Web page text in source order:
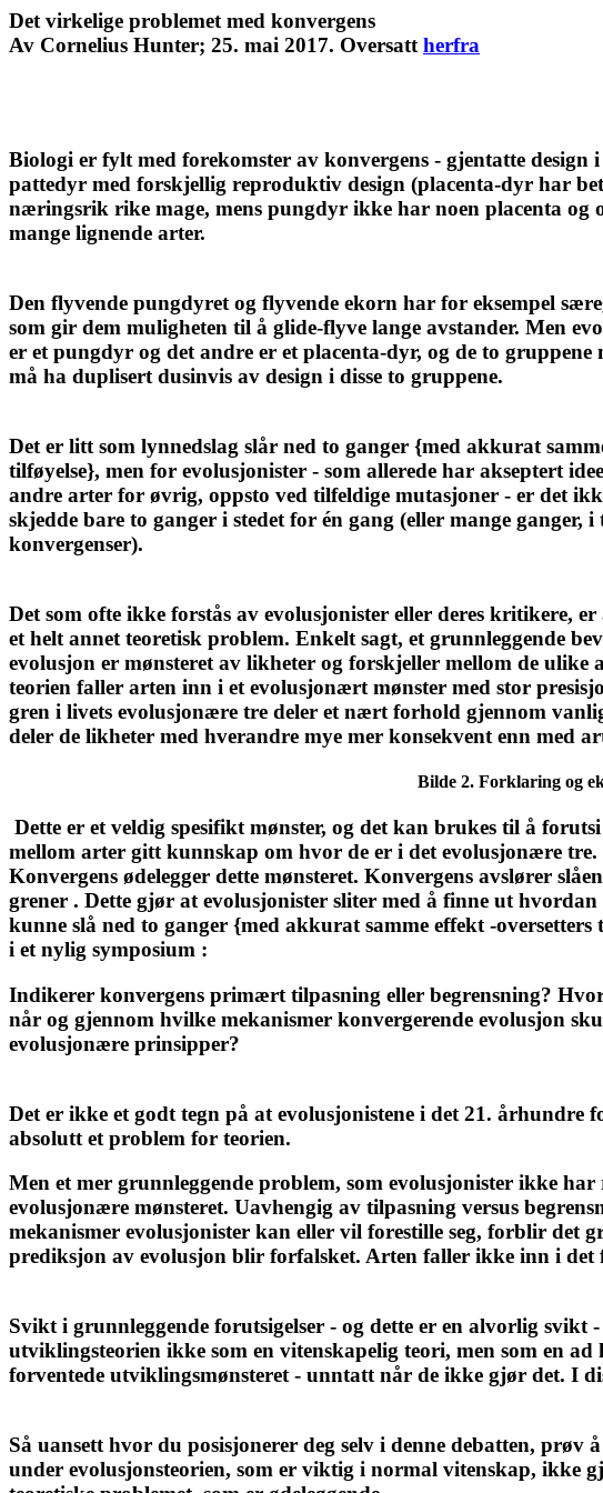
Det virkelige problemet med konvergens
Av Cornelius Hunter; 25. mai 2017. Oversatt herfra
Biologi er fylt med forekomster av konvergens - gjentatte
pattedyr med forskjellig reproduktiv design (placenta-dyr har
næringsrik rike mage, mens pungdyr ikke har noen placenta og
mange lignende arter.
Den flyvende pungdyret og flyvende ekorn har for eksempel
som gir dem muligheten til å glide-flyve lange avstander. Men
er et pungdyr og det andre er et placenta-dyr, og de to
må ha duplisert dusinvis av design i disse to gruppene.
Det er litt som lynnedslag slår ned to ganger {med akkurat
tilføyelse}, men for evolusjonister - som allerede har akseptert
andre arter for øvrig, oppsto ved tilfeldige mutasjoner - er det
skjedde bare to ganger i stedet for én gang (eller mange ganger,
konvergenser).
Det som ofte ikke forstås av evolusjonister eller deres kritikere,
et helt annet teoretisk problem. Enkelt sagt, et grunnleggende
evolusjon er mønsteret av likheter og forskjeller mellom de ulike
teorien faller arten inn i et evolusjonært mønster med stor
gren i livets evolusjonære tre deler et nært forhold gjennom
deler de likheter med hverandre mye mer konsekvent enn med
Bilde 2. Forklaring og
Dette er et veldig spesifikt mønster, og det kan brukes til å
mellom arter gitt kunnskap om hvor de er i det evolusjonære tre.
Konvergens ødelegger dette mønsteret. Konvergens avslører
grener . Dette gjør at evolusjonister sliter med å finne ut
kunne slå ned to ganger {med akkurat samme effekt -
i et nylig symposium :
Indikerer konvergens primært tilpasning eller begrensning?
når og gjennom hvilke mekanismer konvergerende evolusjon
evolusjonære prinsipper?
Det er ikke et godt tegn på at evolusjonistene i det 21.
absolutt et problem for teorien.
Men et mer grunnleggende problem, som evolusjonister ikke
evolusjonære mønsteret. Uavhengig av tilpasning versus
mekanismer evolusjonister kan eller vil forestille seg, forblir det
prediksjon av evolusjon blir forfalsket. Arten faller ikke inn i det
Svikt i grunnleggende forutsigelser - og dette er en alvorlig svikt
utviklingsteorien ikke som en vitenskapelig teori, men som en ad
forventede utviklingsmønsteret - unntatt når de ikke gjør det. I
Så uansett hvor du posisjonerer deg selv i denne debatten,
under evolusjonsteorien, som er viktig i normal vitenskap, ikke